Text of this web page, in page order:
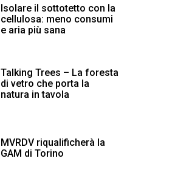
Isolare il sottotetto con la
cellulosa: meno consumi
e aria più sana
Talking Trees – La foresta
di vetro che porta la
natura in tavola
MVRDV riqualificherà la
GAM di Torino